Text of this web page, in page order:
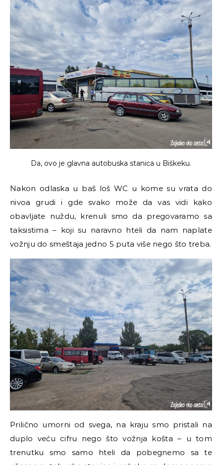
Da, ovo je glavna autobuska stanica u Biškeku.
Nakon odlaska u baš loš WC u kome su vrata do
nivoa grudi i gde svako može da vas vidi kako
obavljate nuždu, krenuli smo da pregovaramo sa
taksistima – koji su naravno hteli da nam naplate
vožnju do smeštaja jedno 5 puta više nego što treba.
Prilično umorni od svega, na kraju smo pristali na
duplo veću cifru nego što vožnja košta – u tom
trenutku smo samo hteli da pobegnemo sa te